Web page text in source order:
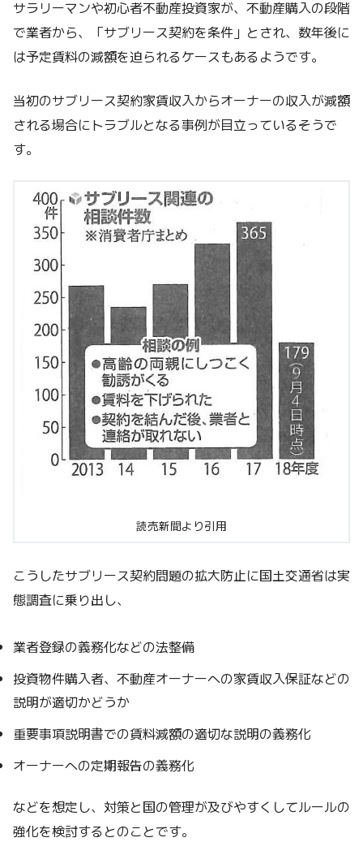
サラリーマンや初心者不動産投資家が、不動産購入の段階
で業者から、「サブリース契約を条件」とされ、数年後に
は予定賃料の減額を迫られるケースもあるようです。
当初のサブリース契約家賃収入からオーナーの収入が減額
される場合にトラブルとなる事例が目立っているそうで
す。
読売新聞より引用
こうしたサブリース契約問題の拡大防止に国土交通省は実
態調査に乗り出し、
業者登録の義務化などの法整備
投資物件購入者、不動産オーナーへの家賃収入保証などの
説明が適切かどうか
重要事項説明書での賃料減額の適切な説明の義務化
オーナーへの定期報告の義務化
などを想定し、対策と国の管理が及びやすくしてルールの
強化を検討するとのことです。